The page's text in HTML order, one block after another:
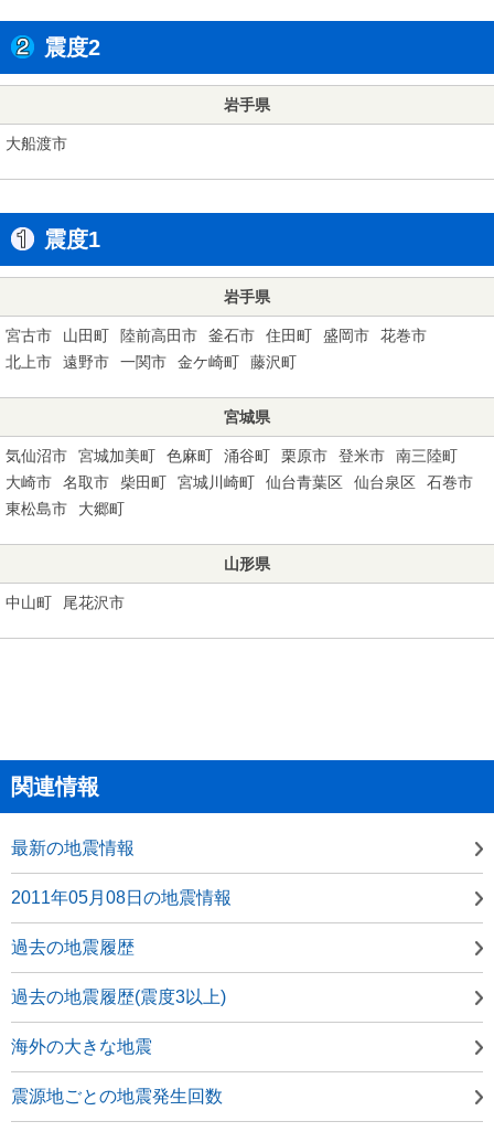
震度2
岩手県
大船渡市
震度1
岩手県
宮古市 山田町 陸前高田市 釜石市 住田町 盛岡市
花巻市
北上市
遠野市 一関市 金ケ崎町 藤沢町
宮城県
気仙沼市 宮城加美町 色麻町 涌谷町 栗原市 登米市
南三陸町
大崎市
名取市 柴田町 宮城川崎町 仙台青葉区 仙台泉区
石巻市
東松島市
大郷町
山形県
中山町 尾花沢市
関連情報
最新の地震情報
2011年05月08日の地震情報
過去の地震履歴
過去の地震履歴(震度3以上)
海外の大きな地震
震源地ごとの地震発生回数